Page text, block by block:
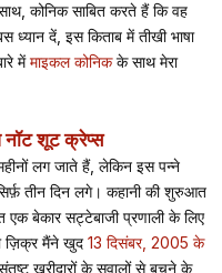
कोनिक साबित करते हैं कि वह
ध्यान दें, इस किताब में तीखी भाषा
मेंमाइकल कोनिकके साथ मेरा
नॉट शूट क्रेप्स
लग जाते हैं, लेकिन इस पन्ने
तीन दिन लगे। कहानी की शुरुआत
एक बेकार सट्टेबाजी प्रणाली के लिए
ज़िक्र मैंने खुद 13 दिसंबर, 2005 के
खरीदारों के सवालों से बचने के